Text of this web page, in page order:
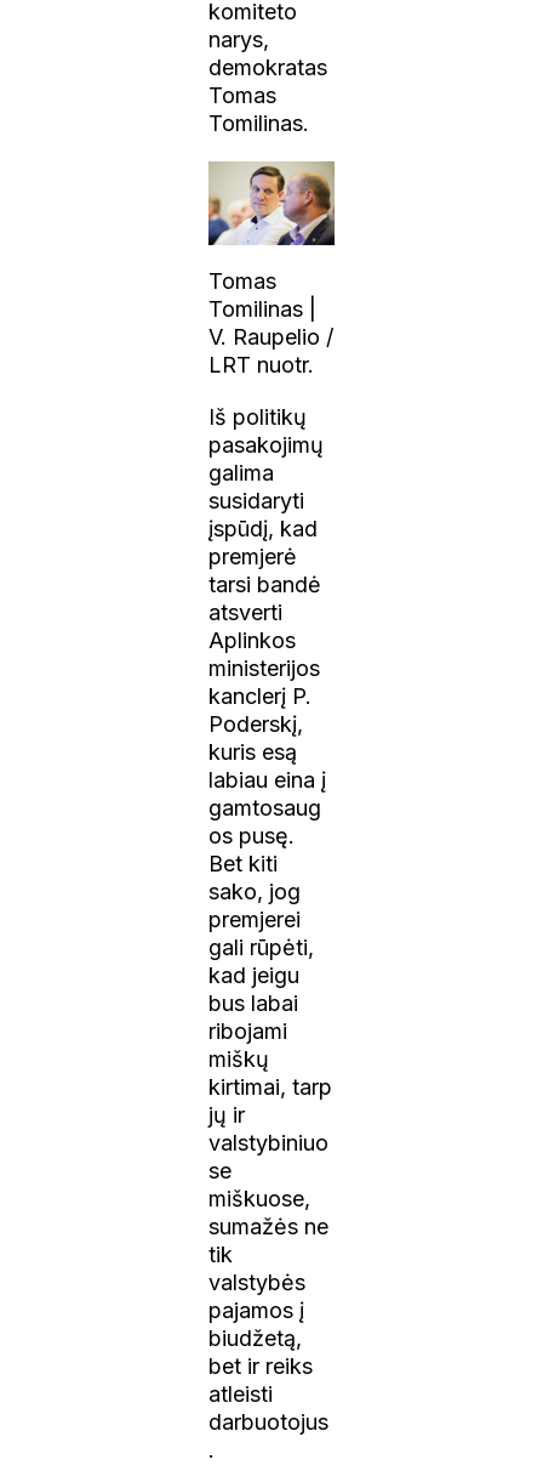
komiteto
narys,
demokratas
Tomas
Tomilinas.
Tomas
Tomilinas |
V. Raupelio /
LRT nuotr.
Iš politikų
pasakojimų
galima
susidaryti
įspūdį, kad
premjerė
tarsi bandė
atsverti
Aplinkos
ministerijos
kanclerį P.
Poderskį,
kuris esą
labiau eina į
gamtosaug
os pusę.
Bet kiti
sako, jog
premjerei
gali rūpėti,
kad jeigu
bus labai
ribojami
miškų
kirtimai, tarp
jų ir
valstybiniuo
se
miškuose,
sumažės ne
tik
valstybės
pajamos į
biudžetą,
bet ir reiks
atleisti
darbuotojus
.